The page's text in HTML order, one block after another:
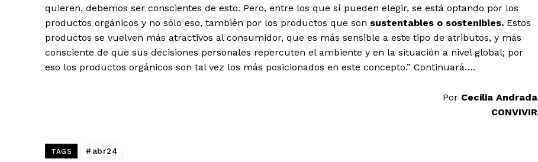
quieren, debemos ser conscientes de esto. Pero, entre los que sí pueden elegir, se está optando por los
productos orgánicos y no sólo eso, también por los productos que son sustentables o sostenibles. Estos
productos se vuelven más atractivos al consumidor, que es más sensible a este tipo de atributos, y más
consciente de que sus decisiones personales repercuten el ambiente y en la situación a nivel global; por
eso los productos orgánicos son tal vez los más posicionados en este concepto.” Continuará….
Por Cecilia Andrada
CONVIVIR
TAGS #abr24